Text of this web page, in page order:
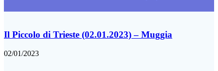
Il Piccolo di Trieste (02.01.2023) – Muggia
02/01/2023